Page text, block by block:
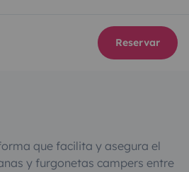
Reservar
que facilita y asegura el
y furgonetas campers entre